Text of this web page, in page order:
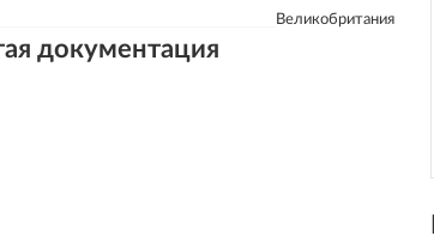
Великобритания
документация